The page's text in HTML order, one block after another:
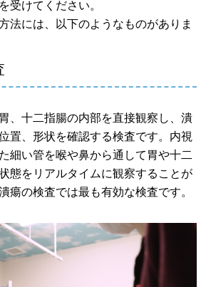
受けてください。
法には、以下のようなものがありま
、十二指腸の内部を直接観察し、潰
置、形状を確認する検査です。内視
細い管を喉や鼻から通して胃や十二
態をリアルタイムに観察することが
瘍の検査では最も有効な検査です。